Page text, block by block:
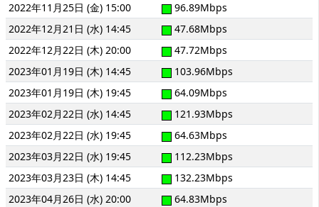
2022年11月25日 (金) 15:00
96.89Mbps
2022年12月21日 (水) 14:45
47.68Mbps
2022年12月22日 (木) 20:00
47.72Mbps
2023年01月19日 (木) 14:45
103.96Mbps
2023年01月19日 (木) 19:45
64.09Mbps
2023年02月22日 (水) 14:45
121.93Mbps
2023年02月22日 (水) 19:45
64.63Mbps
2023年03月22日 (水) 19:45
112.23Mbps
2023年03月23日 (木) 14:45
132.23Mbps
2023年04月26日 (水) 20:00
64.83Mbps